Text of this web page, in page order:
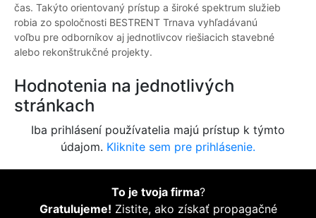
čas. Takýto orientovaný prístup a široké spektrum služieb
robia zo spoločnosti BESTRENT Trnava vyhľadávanú
voľbu pre odborníkov aj jednotlivcov riešiacich stavebné
alebo rekonštrukčné projekty.
Hodnotenia na jednotlivých
stránkach
Iba prihlásení používatelia majú prístup k týmto
údajom. Kliknite sem pre prihlásenie.
To je tvoja firma?
Gratulujeme! Zistite, ako získať propagačné